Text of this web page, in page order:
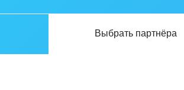
Выбрать партнёра